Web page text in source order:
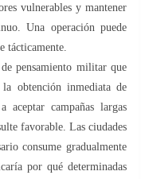
vulnerables y mantener
Una operación puede
tácticamente.
pensamiento militar que
obtención inmediata de
aceptar campañas largas
favorable. Las ciudades
consume gradualmente
por qué determinadas